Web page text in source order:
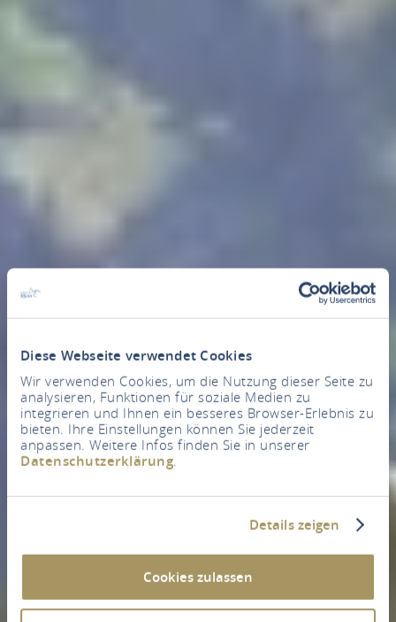
Diese Webseite verwendet Cookies
Wir verwenden Cookies, um die Nutzung dieser Seite zu
analysieren, Funktionen für soziale Medien zu
integrieren und Ihnen ein besseres Browser-Erlebnis zu
bieten. Ihre Einstellungen können Sie jederzeit
anpassen. Weitere Infos finden Sie in unserer
Datenschutzerklärung.
Details zeigen
Cookies zulassen